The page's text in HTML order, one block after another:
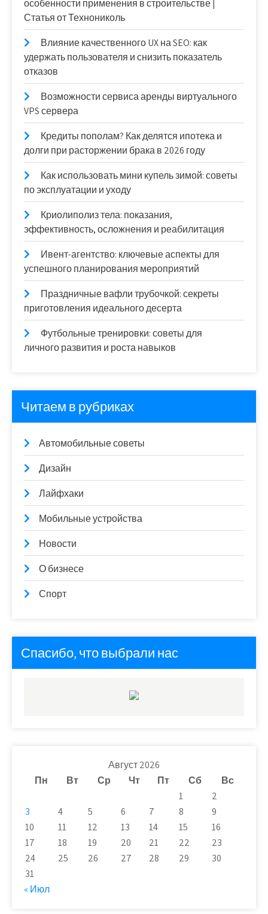
особенности применения в строительстве |
Статья от Технониколь
Влияние качественного UX на SEO: как
удержать пользователя и снизить показатель
отказов
Возможности сервиса аренды виртуального
VPS сервера
Кредиты пополам? Как делятся ипотека и
долги при расторжении брака в 2026 году
Как использовать мини купель зимой: советы
по эксплуатации и уходу
Криолиполиз тела: показания,
эффективность, осложнения и реабилитация
Ивент-агентство: ключевые аспекты для
успешного планирования мероприятий
Праздничные вафли трубочкой: секреты
приготовления идеального десерта
Футбольные тренировки: советы для
личного развития и роста навыков
Читаем в рубриках
Автомобильные советы
Дизайн
Лайфхаки
Мобильные устройства
Новости
О бизнесе
Спорт
Спасибо, что выбрали нас
Август 2026
Пн
Вт Ср Чт Пт Сб
Вс
1
2
3
4 5 6 7 8
9
10
11 12 13 14 15
16
17
18 19 20 21 22
23
24
25 26 27 28 29
30
31
« Июл